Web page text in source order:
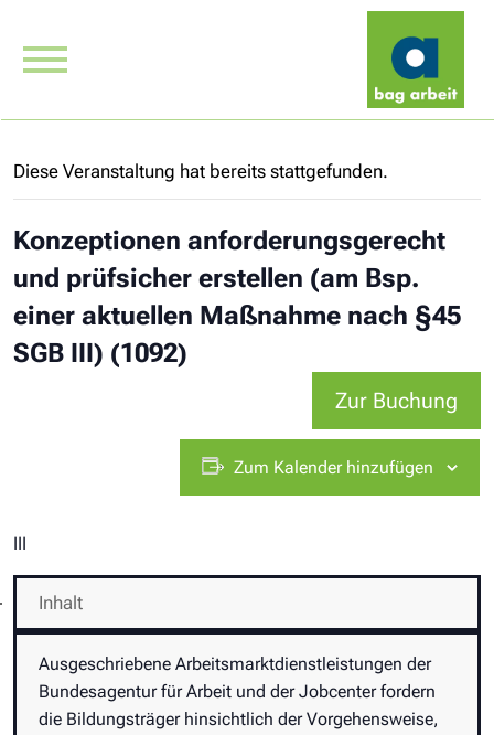
Diese Veranstaltung hat bereits stattgefunden.
Konzeptionen anforderungsgerecht
und prüfsicher erstellen (am Bsp.
einer aktuellen Maßnahme nach §45
SGB III) (1092)
Zur Buchung
Zum Kalender hinzufügen
III
Inhalt
Ausgeschriebene Arbeitsmarktdienstleistungen der
Bundesagentur für Arbeit und der Jobcenter fordern
die Bildungsträger hinsichtlich der Vorgehensweise,